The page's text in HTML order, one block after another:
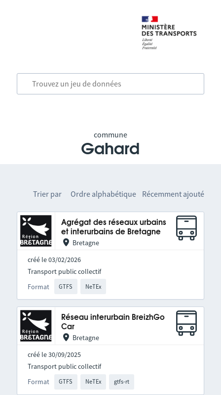
commune
Gahard
Trier par Ordre alphabétique Récemment ajouté
Agrégat des réseaux urbains
et interurbains de Bretagne
Bretagne
créé le 03/02/2026
Format GTFS NeTEx
Transport public collectif
Réseau interurbain BreizhGo
Car
Bretagne
créé le 30/09/2025
Format GTFS NeTEx gtfs-rt
Transport public collectif